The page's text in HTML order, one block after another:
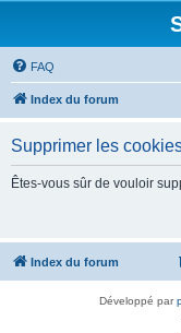
FAQ
Index du forum
Supprimer les
Êtes-vous sûr de vouloir
Index du forum
Développé par